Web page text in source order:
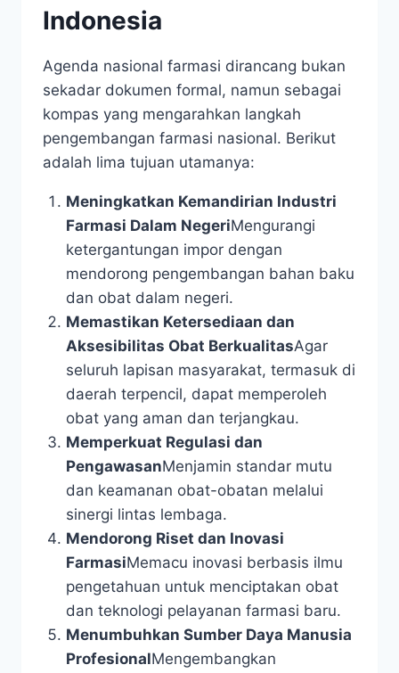
Indonesia
Agenda nasional farmasi dirancang bukan
sekadar dokumen formal, namun sebagai
kompas yang mengarahkan langkah
pengembangan farmasi nasional. Berikut
adalah lima tujuan utamanya:
Meningkatkan Kemandirian Industri
Farmasi Dalam NegeriMengurangi
ketergantungan impor dengan
mendorong pengembangan bahan baku
dan obat dalam negeri.
Memastikan Ketersediaan dan
Aksesibilitas Obat BerkualitasAgar
seluruh lapisan masyarakat, termasuk di
daerah terpencil, dapat memperoleh
obat yang aman dan terjangkau.
Memperkuat Regulasi dan
PengawasanMenjamin standar mutu
dan keamanan obat-obatan melalui
sinergi lintas lembaga.
Mendorong Riset dan Inovasi
FarmasiMemacu inovasi berbasis ilmu
pengetahuan untuk menciptakan obat
dan teknologi pelayanan farmasi baru.
Menumbuhkan Sumber Daya Manusia
ProfesionalMengembangkan